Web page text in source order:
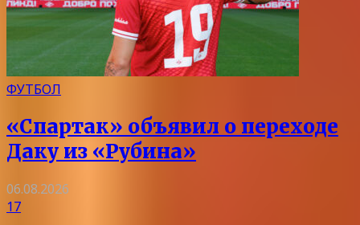
ФУТБОЛ
«Спартак» объявил о переходе
Даку из «Рубина»
06.08.2026
17